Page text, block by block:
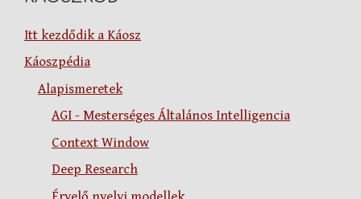
Itt kezdődik a Káosz
Káoszpédia
Alapismeretek
AGI - Mesterséges Általános Intelligencia
Context Window
Deep Research